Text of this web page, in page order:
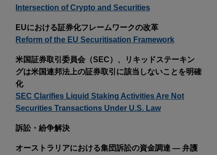
Intersection of Crypto and Securities
EUにおける証券化フレームワークの改革
Reform of the EU Securitisation Framework
米国証券取引委員会（SEC）、リキッドステーキン
グは米国連邦法上の証券取引に該当しないことを明確
化
SEC Clarifies Liquid Staking Activities Are Not
Securities Transactions Under U.S. Law
訴訟・紛争解決
オーストラリアにおける集団訴訟の資金調達 — 弁護